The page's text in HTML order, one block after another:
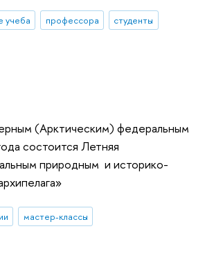
учеба профессора
студенты
(Арктическим) федеральным
состоится Летняя
природным и историко-
мастер-классы